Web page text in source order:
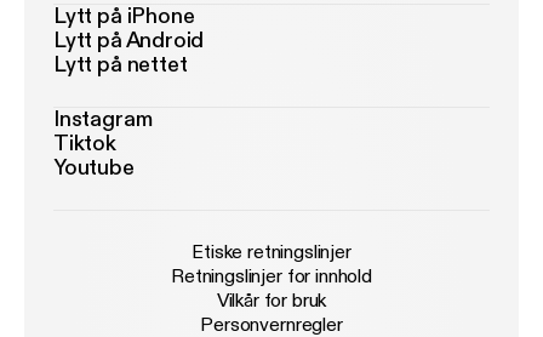
Lytt på iPhone
Lytt på Android
Lytt på nettet
Instagram
Tiktok
Youtube
Etiske retningslinjer
Retningslinjer for innhold
Vilkår for bruk
Personvernregler